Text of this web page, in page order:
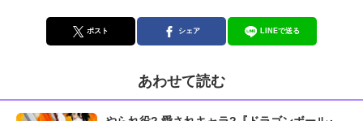
ポスト シェア LINEで送る
あわせて読む